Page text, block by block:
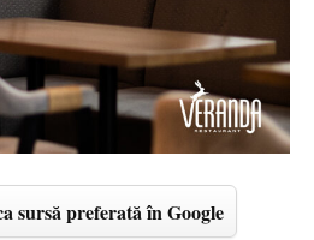
sursă preferată în Google